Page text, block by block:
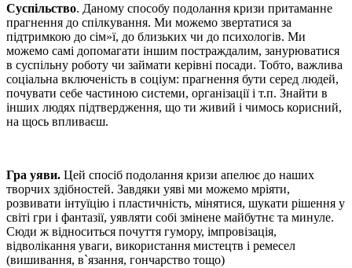
Суспільство. Даному способу подолання кризи притаманне
прагнення до спілкування. Ми можемо звертатися за
підтримкою до сім»ї, до близьких чи до психологів. Ми
можемо самі допомагати іншим постраждалим, занурюватися
в суспільну роботу чи займати керівні посади. Тобто, важлива
соціальна включеність в соціум: прагнення бути серед людей,
почувати себе частиною системи, організації і т.п. Знайти в
інших людях підтвердження, що ти живий і чимось корисний,
на щось впливаєш.
Гра уяви. Цей спосіб подолання кризи апелює до наших
творчих здібностей. Завдяки уяві ми можемо мріяти,
розвивати інтуїцію і пластичність, мінятися, шукати рішення у
світі гри і фантазії, уявляти собі змінене майбутнє та минуле.
Сюди ж відноситься почуття гумору, імпровізація,
відволікання уваги, використання мистецтв і ремесел
(вишивання, в`язання, гончарство тощо)